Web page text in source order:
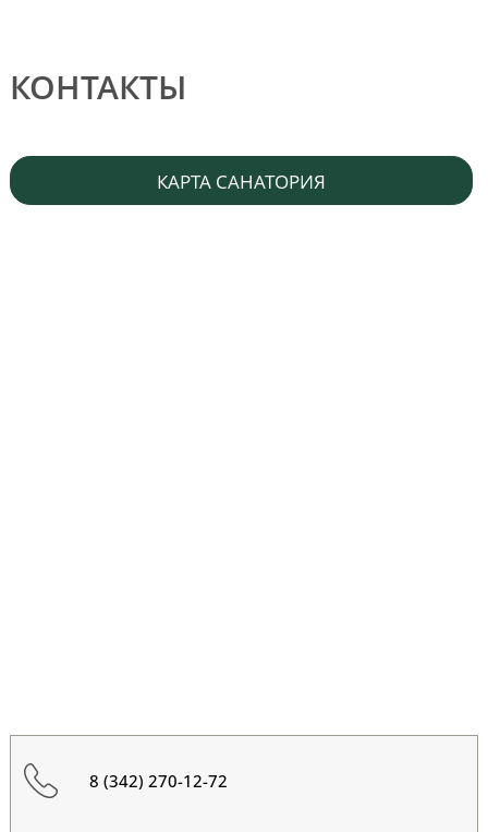
КОНТАКТЫ
КАРТА САНАТОРИЯ
8 (342) 270-12-72